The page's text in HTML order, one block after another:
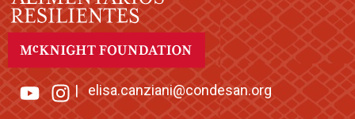
|elisa.canziani@condesan.org